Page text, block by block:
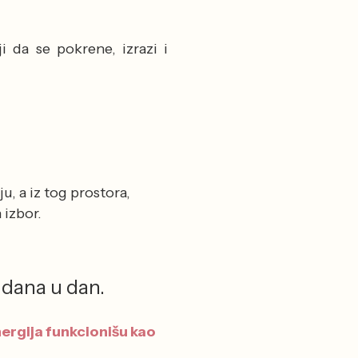
da se pokrene, izrazi i
a iz tog prostora,
izbor.
u dan.
funkcionišu kao